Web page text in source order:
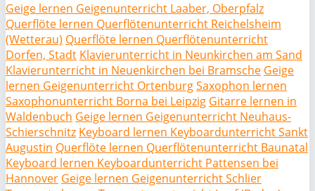
Geige lernen Geigenunterricht Laaber, Oberpfalz
Querflöte lernen Querflötenunterricht Reichelsheim
(Wetterau) Querflöte lernen Querflötenunterricht
Dorfen, Stadt Klavierunterricht in Neunkirchen am Sand
Klavierunterricht in Neuenkirchen bei Bramsche Geige
lernen Geigenunterricht OrtenburgSaxophon lernen
Saxophonunterricht Borna bei Leipzig Gitarre lernen in
Waldenbuch Geige lernen Geigenunterricht Neuhaus-
Schierschnitz Keyboard lernen Keyboardunterricht Sankt
Augustin Querflöte lernen Querflötenunterricht Baunatal
Keyboard lernen Keyboardunterricht Pattensen bei
Hannover Geige lernen Geigenunterricht Schlier